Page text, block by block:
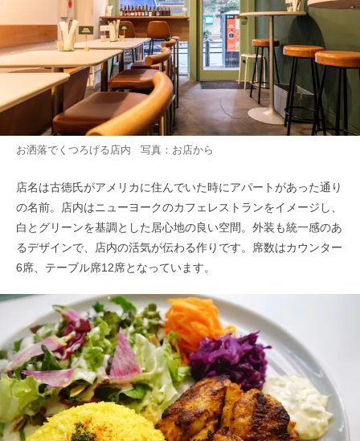
お洒落でくつろげる店内 写真：お店から
店名は古徳氏がアメリカに住んでいた時にアパートがあった通り
の名前。店内はニューヨークのカフェレストランをイメージし、
白とグリーンを基調とした居心地の良い空間。外装も統一感のあ
るデザインで、店内の活気が伝わる作りです。席数はカウンター
6席、テーブル席12席となっています。